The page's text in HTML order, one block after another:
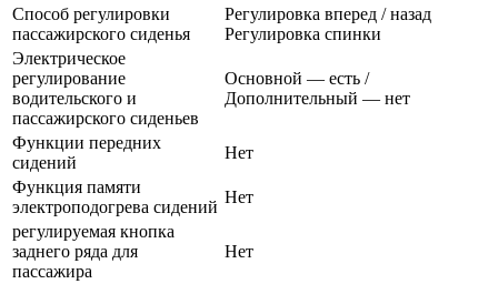
Способ регулировки
пассажирского сиденья
Регулировка вперед / назад
Регулировка спинки
Электрическое
регулирование
водительского и
пассажирского сиденьев
Основной — есть /
Дополнительный — нет
Функции передних
сидений
Нет
Функция памяти
электроподогрева сидений
Нет
регулируемая кнопка
заднего ряда для
пассажира
Нет